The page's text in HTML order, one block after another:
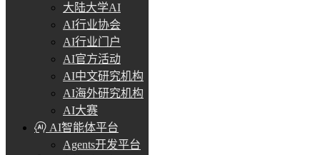
大陆大学AI
AI行业协会
AI行业门户
AI官方活动
AI中文研究机构
AI海外研究机构
AI大赛
AI智能体平台
Agents开发平台